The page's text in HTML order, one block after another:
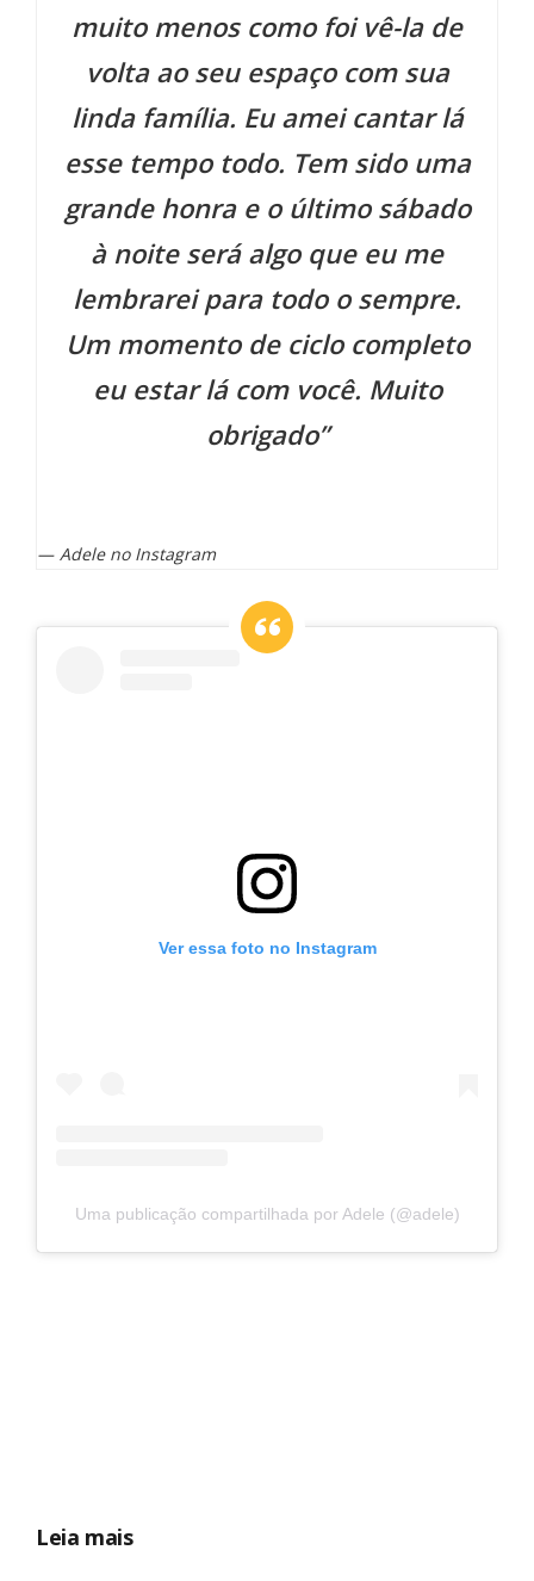
muito menos como foi vê-la de
volta ao seu espaço com sua
linda família. Eu amei cantar lá
esse tempo todo. Tem sido uma
grande honra e o último sábado
à noite será algo que eu me
lembrarei para todo o sempre.
Um momento de ciclo completo
eu estar lá com você. Muito
obrigado”
Adele no Instagram
Ver essa foto no Instagram
Uma publicação compartilhada por Adele (@adele)
Leia mais